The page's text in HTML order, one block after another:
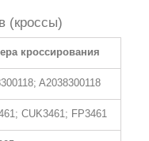
(кроссы)
кроссирования
A2038300118
CUK3461; FP3461